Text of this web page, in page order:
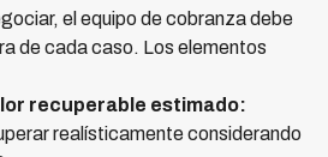
el equipo de cobranza debe
de cada caso. Los elementos
recuperable estimado:
realísticamente considerando